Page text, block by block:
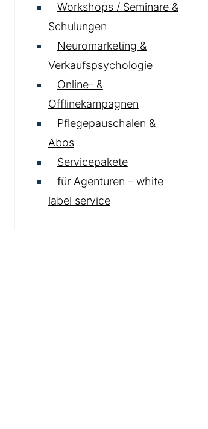
Workshops / Seminare &
Schulungen
Neuromarketing &
Verkaufspsychologie
Online- &
Offlinekampagnen
Pflegepauschalen &
Abos
Servicepakete
für Agenturen – white
label service